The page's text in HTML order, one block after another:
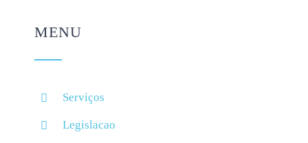
MENU
Serviços
Legislacao